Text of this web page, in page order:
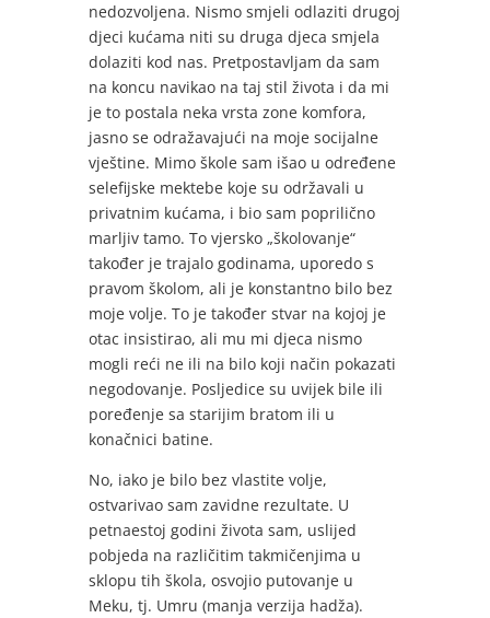
nedozvoljena. Nismo smjeli odlaziti drugoj
djeci kućama niti su druga djeca smjela
dolaziti kod nas. Pretpostavljam da sam
na koncu navikao na taj stil života i da mi
je to postala neka vrsta zone komfora,
jasno se odražavajući na moje socijalne
vještine. Mimo škole sam išao u određene
selefijske mektebe koje su održavali u
privatnim kućama, i bio sam poprilično
marljiv tamo. To vjersko „školovanje“
također je trajalo godinama, uporedo s
pravom školom, ali je konstantno bilo bez
moje volje. To je također stvar na kojoj je
otac insistirao, ali mu mi djeca nismo
mogli reći ne ili na bilo koji način pokazati
negodovanje. Posljedice su uvijek bile ili
poređenje sa starijim bratom ili u
konačnici batine.
No, iako je bilo bez vlastite volje,
ostvarivao sam zavidne rezultate. U
petnaestoj godini života sam, uslijed
pobjeda na različitim takmičenjima u
sklopu tih škola, osvojio putovanje u
Meku, tj. Umru (manja verzija hadža).